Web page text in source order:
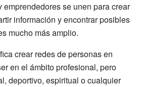
se unen para crear
información y encontrar posibles
mucho más amplio.
crear redes de personas en
en el ámbito profesional, pero
deportivo, espiritual o cualquier